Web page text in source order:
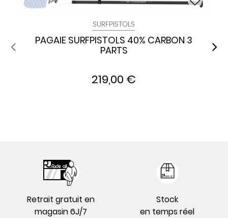
SURFPISTOLS
PAGAIE SURFPISTOLS 40% CARBON 3
PARTS
219,00 €
Retrait gratuit en
magasin 6J/7
Stock
en temps réel